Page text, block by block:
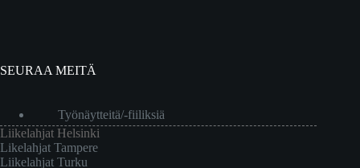
SEURAA MEITÄ
Työnäytteitä/-fiiliksiä
Liikelahjat Helsinki
Likelahjat Tampere
Liikelahjat Turku